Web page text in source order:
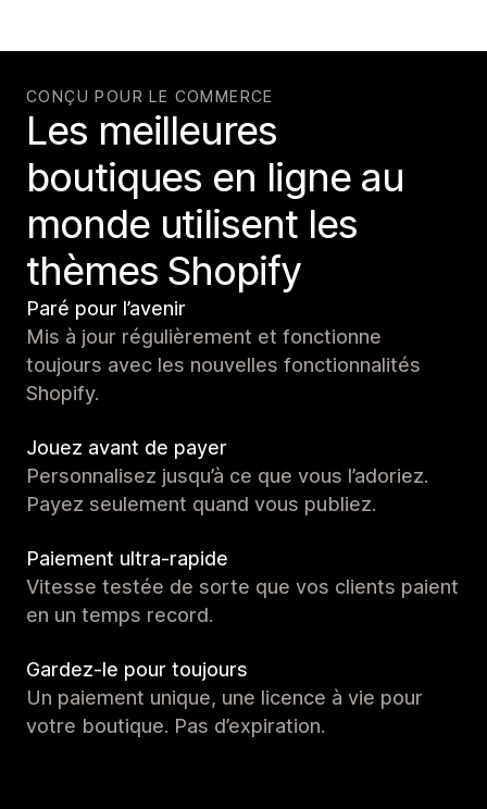
CONÇU POUR LE COMMERCE
Les meilleures
boutiques en ligne au
monde utilisent les
thèmes Shopify
Paré pour l’avenir
Mis à jour régulièrement et fonctionne
toujours avec les nouvelles fonctionnalités
Shopify.
Jouez avant de payer
Personnalisez jusqu’à ce que vous l’adoriez.
Payez seulement quand vous publiez.
Paiement ultra-rapide
Vitesse testée de sorte que vos clients paient
en un temps record.
Gardez-le pour toujours
Un paiement unique, une licence à vie pour
votre boutique. Pas d’expiration.